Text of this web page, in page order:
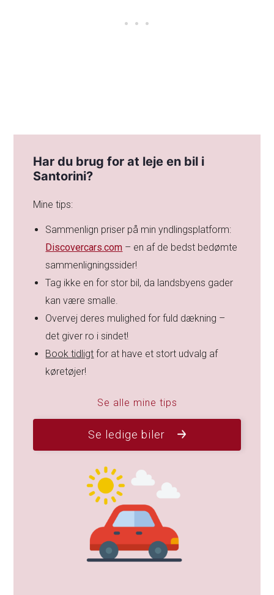
Har du brug for at leje en bil i
Santorini?
Mine tips:
Sammenlign priser på min yndlingsplatform:
Discovercars.com – en af de bedst bedømte
sammenligningssider!
Tag ikke en for stor bil, da landsbyens gader
kan være smalle.
Overvej deres mulighed for fuld dækning –
det giver ro i sindet!
Book tidligt for at have et stort udvalg af
køretøjer!
Se alle mine tips
Se ledige biler